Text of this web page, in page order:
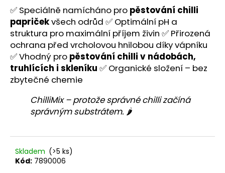
✅ Speciálně namícháno pro pěstování chilli
papričekvšech odrůd ✅ Optimální pH a
struktura pro maximální příjem živin ✅ Přirozená
ochrana před vrcholovou hnilobou díky vápníku
✅ Vhodný pro pěstování chilli v nádobách,
truhlících i skleníku ✅ Organické složení – bez
zbytečné chemie
ChilliMix – protože správné chilli začíná
správným substrátem. 🌶️
Skladem (>5 ks)
Kód: 7890006